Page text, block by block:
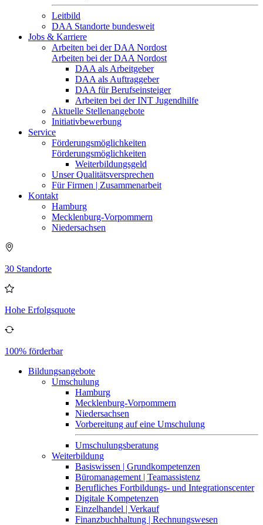
Leitbild
DAA Standorte bundesweit
Jobs & Karriere
Arbeiten bei der DAA Nordost
Arbeiten bei der DAA Nordost
DAA als Arbeitgeber
DAA als Auftraggeber
DAA für Berufseinsteiger
Arbeiten bei der INT Jugendhilfe
Aktuelle Stellenangebote
Initiativbewerbung
Service
Förderungsmöglichkeiten
Förderungsmöglichkeiten
Weiterbildungsgeld
Unser Qualitätsversprechen
Für Firmen | Zusammenarbeit
Kontakt
Hamburg
Mecklenburg-Vorpommern
Niedersachsen
30 Standorte
Hohe Erfolgsquote
100% förderbar
Bildungsangebote
Umschulung
Hamburg
Mecklenburg-Vorpommern
Niedersachsen
Vorbereitung auf eine Umschulung
Umschulungsberatung
Weiterbildung
Basiswissen | Grundkompetenzen
Büromanagement | Teamassistenz
Berufliches Fortbildungs- und Integrationscenter
Digitale Kompetenzen
Einzelhandel | Verkauf
Finanzbuchhaltung | Rechnungswesen